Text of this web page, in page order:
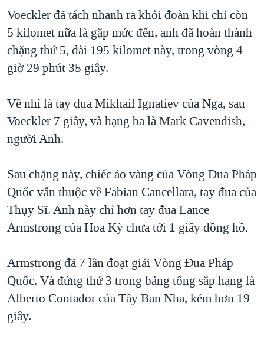
tới
"Tìm"
VẠCH TRẦN TIN GIẢ
NGƯỜI VIỆT HẢI NGOẠI
ĐỜI SỐNG
KINH TẾ
KHOA HỌC
SỨC KHOẺ
VĂN HOÁ
GIÁO DỤC
CHIẾN TRANH THƯƠNG MẠI CỦA MỸ: QUÁ KHỨ VÀ HIỆN
HÀNH TRÌNH BẦU CỬ 2024
MỘT NĂM CHIẾN TRANH TẠI DẢI GAZA
NGÀY TỊ NẠN THẾ GIỚI
TRỊNH VĨNH BÌNH - NGƯỜI HẠ 'BÊN THẮNG CUỘC'
CHI PHÍ CHIẾN TRANH AFGHANISTAN
CÁC GIÁ TRỊ CỘNG HÒA Ở VIỆT NAM
THƯỢNG ĐỈNH TRUMP-KIM TẠI VIỆT NAM
TRỊNH VĨNH BÌNH VS. CHÍNH PHỦ VIỆT NAM
NGƯ DÂN VIỆT VÀ LÀN SÓNG TRỘM HẢI SÂM
BÊN KIA QUỐC LỘ: TIẾNG VỌNG TỪ NÔNG THÔN MỸ
QUAN HỆ VIỆT MỸ
HỌC TIẾNG ANH
VIDEO
NGHE
Ngôn ngữ khác
Voeckler đã tách nhanh ra khỏi đoàn khi chỉ còn
5 kilomet nữa là gặp mức đến, anh đã hoàn thành
chặng thứ 5, dài 195 kilomet này, trong vòng 4
giờ 29 phút 35 giây.
Về nhì là tay đua Mikhail Ignatiev của Nga, sau
Voeckler 7 giây, và hạng ba là Mark Cavendish,
người Anh.
Sau chặng này, chiếc áo vàng của Vòng Đua Pháp
Quốc vẫn thuộc về Fabian Cancellara, tay đua của
Thụy Sĩ. Anh này chỉ hơn tay đua Lance
Armstrong của Hoa Kỳ chưa tới 1 giây đồng hồ.
Armstrong đã 7 lần đoạt giải Vòng Đua Pháp
Quốc. Và đứng thứ 3 trong bảng tổng sắp hạng là
Alberto Contador của Tây Ban Nha, kém hơn 19
giây.